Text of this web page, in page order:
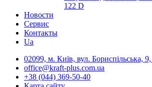
122 D
Новости
Сервис
Контакты
Ua
02099, м. Київ, вул. Бориспільська,
office@kraft-plus.com.ua
+38 (044) 369-50-40